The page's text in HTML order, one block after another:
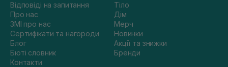
Відповіді на запитання
Про нас
ЗМІ про нас
Сертифікати та нагороди
Блог
Бюті словник
Контакти
Тіло
Дім
Мерч
Новинки
Акції та знижки
Бренди